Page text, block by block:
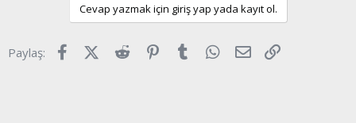
Cevap yazmak için giriş yap yada kayıt ol.
Paylaş: FacebookX (Twitter)
Reddit Pinterest
Tumblr WhatsApp
E-posta